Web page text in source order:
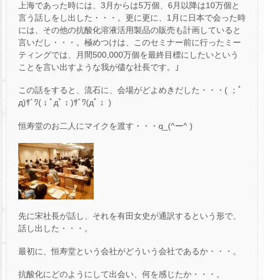
上海であった時には、3月からは5万個、6月以降は10万個と
言う話しをし出した・・・。更に更に、1月に日本で会った時
には、その他の抗酸化溶液活用製品の販売も計画していると
言いだし・・・。極めつけは、このセミナー前に行ったミー
ティングでは、月間500,000万個を最終目標にしたいという
ことを言い出すような我が儘な社長です。｣
この話をすると、流石に、会場がどよめきだした・・・( ；ﾟ
д)ｻﾞﾜ(；ﾟдﾟ；)ｻﾞﾜ(дﾟ； )
恒寿堂のお二人にマイクを渡す・・・q_(^ー^ )
先に宋社長が話し、それを有田女史が通訳するという形で、
話し出した・・・。
最初に、恒寿堂という会社がどういう会社であるか・・・。
抗酸化にどのようにして出会い、何を感じたか・・・。